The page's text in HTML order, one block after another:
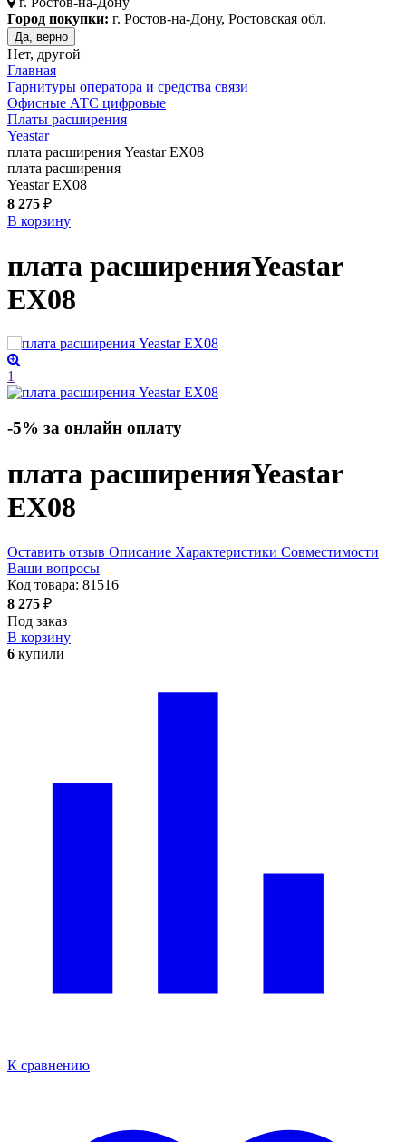
Город покупки: г. Ростов-на-Дону, Ростовская обл.
Да, верно
Нет, другой
Главная
Гарнитуры оператора и средства связи
Офисные АТС цифровые
Платы расширения
Yeastar
плата расширения Yeastar EX08
плата расширения
Yeastar EX08
8 275 ₽
В корзину
плата расширенияYeastar
EX08
1
-5% за онлайн оплату
плата расширенияYeastar
EX08
Оставить отзыв Описание Характеристики Совместимости
Ваши вопросы
Код товара: 81516
8 275 ₽
Под заказ
В корзину
6 купили
К сравнению